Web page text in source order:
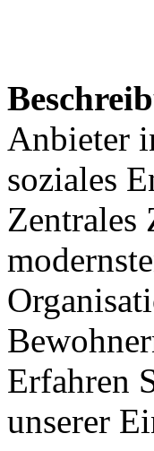
Anbieter
soziales
Zentrales
Erfahren
unserer